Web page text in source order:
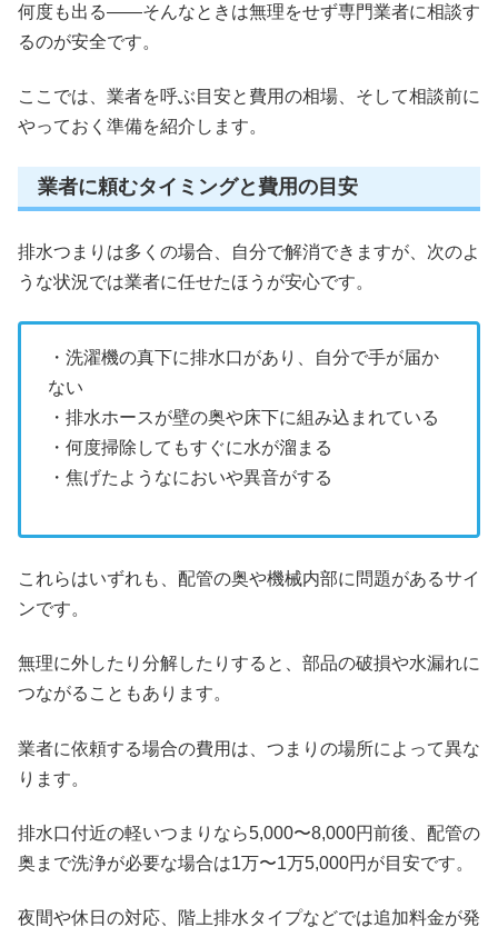
何度も出る——そんなときは無理をせず専門業者に相談す
るのが安全です。
ここでは、業者を呼ぶ目安と費用の相場、そして相談前に
やっておく準備を紹介します。
業者に頼むタイミングと費用の目安
排水つまりは多くの場合、自分で解消できますが、次のよ
うな状況では業者に任せたほうが安心です。
・洗濯機の真下に排水口があり、自分で手が届か
ない
・排水ホースが壁の奥や床下に組み込まれている
・何度掃除してもすぐに水が溜まる
・焦げたようなにおいや異音がする
これらはいずれも、配管の奥や機械内部に問題があるサイ
ンです。
無理に外したり分解したりすると、部品の破損や水漏れに
つながることもあります。
業者に依頼する場合の費用は、つまりの場所によって異な
ります。
排水口付近の軽いつまりなら5,000〜8,000円前後、配管の
奥まで洗浄が必要な場合は1万〜1万5,000円が目安です。
夜間や休日の対応、階上排水タイプなどでは追加料金が発